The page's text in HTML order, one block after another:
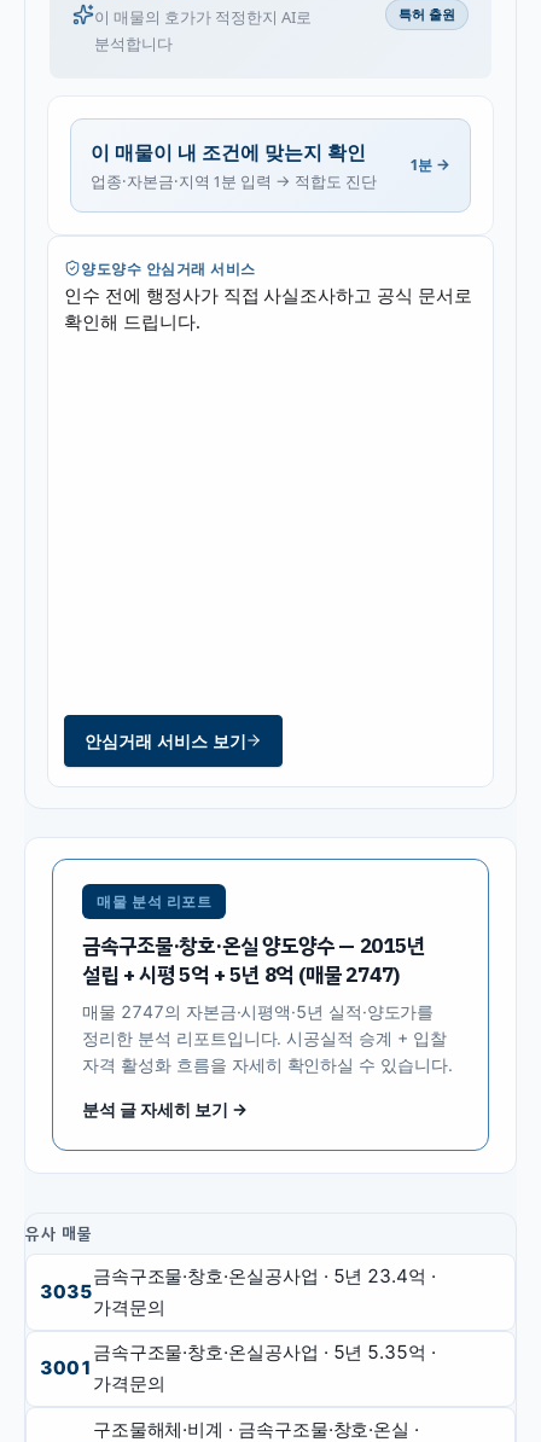
이 매물의 호가가 적정한지 AI로
분석합니다
특허 출원
이 매물이 내 조건에 맞는지 확인
업종·자본금·지역 1분 입력 → 적합도 진단
1분 →
양도양수 안심거래 서비스
인수 전에 행정사가 직접 사실조사하고 공식 문서로
확인해 드립니다.
안심거래 서비스 보기
매물 분석 리포트
금속구조물·창호·온실 양도양수 — 2015년
설립 + 시평 5억 + 5년 8억 (매물 2747)
매물 2747의 자본금·시평액·5년 실적·양도가를
정리한 분석 리포트입니다. 시공실적 승계 + 입찰
자격 활성화 흐름을 자세히 확인하실 수 있습니다.
분석 글 자세히 보기 →
유사 매물
3035
금속구조물·창호·온실공사업 · 5년 23.4억 ·
가격문의
3001
금속구조물·창호·온실공사업 · 5년 5.35억 ·
가격문의
구조물해체·비계 · 금속구조물·창호·온실 ·